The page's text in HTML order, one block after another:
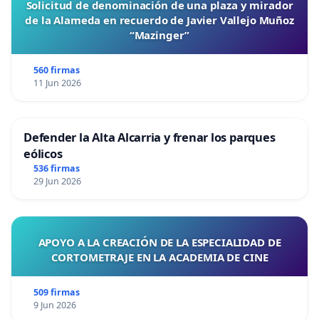
Pese a todo lo anterior, me gustaría remarcar, los
aspectos positivos que ha habido y que también
sabemos valorar:
El esfuerzo realizado por la parte del equipo
El esfuerzo realizado por el personal auxiliar
(parcheadores y cambiablancos).
competición, que hizo lo posible por reparar los
problemas que surgieron con rapidez y diligencia.
El esfuerzo realizado por el responsable de
Solicitud de denominación de una plaza y mirador
de la Alameda en recuerdo de Javier Vallejo Muñoz
“Mazinger”
560 firmas
11 Jun 2026
Defender la Alta Alcarria y frenar los parques
eólicos
536 firmas
29 Jun 2026
APOYO A LA CREACIÓN DE LA ESPECIALIDAD DE
CORTOMETRAJE EN LA ACADEMIA DE CINE
509 firmas
9 Jun 2026